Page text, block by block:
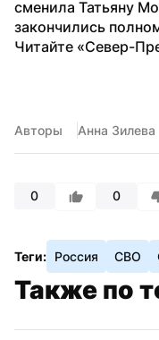
сменила Татьяну
закончились
Читайте «Север-
Авторы Анна Зилева
0 0
Теги: Россия СВО
Также по